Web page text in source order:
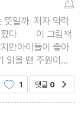
일까. 저자 약력
졌다. 이 그림책
만아이들이 좋아
읽을 땐 주원이랑
하며 ㅎㅎ)어른들에
다. 예를 들어 이
는 주원이 취향...
1 댓글 0